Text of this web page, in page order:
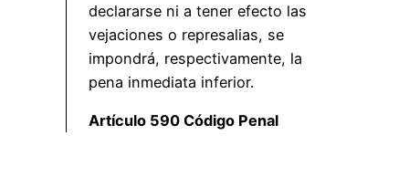
declararse ni a tener efecto las
vejaciones o represalias, se
impondrá, respectivamente, la
pena inmediata inferior.
Artículo 590 Código Penal